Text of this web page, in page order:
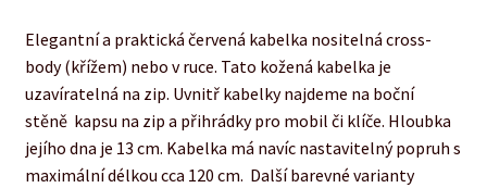
Elegantní a praktická červená kabelka nositelná cross-
body (křížem) nebo v ruce. Tato kožená kabelka je
uzavíratelná na zip. Uvnitř kabelky najdeme na boční
stěně kapsu na zip a přihrádky pro mobil či klíče. Hloubka
jejího dna je 13 cm. Kabelka má navíc nastavitelný popruh s
maximální délkou cca 120 cm. Další barevné varianty